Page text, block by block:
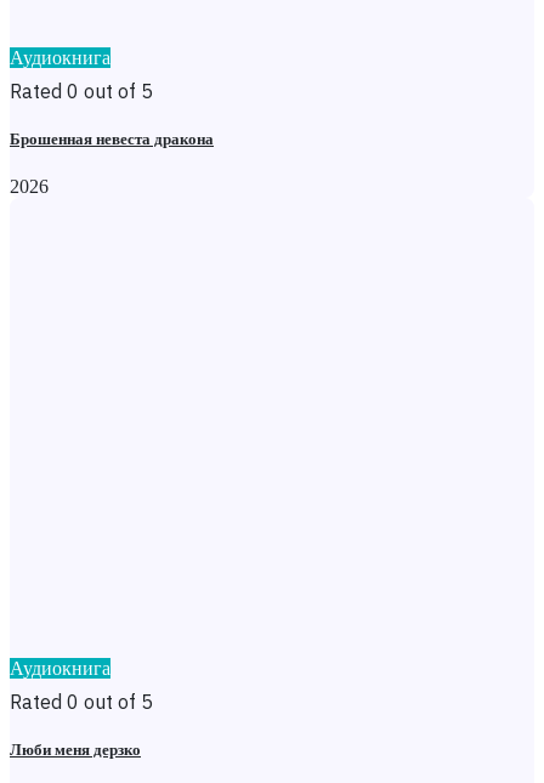
Аудиокнига
Rated 0 out of 5
Брошенная невеста дракона
2026
Аудиокнига
Rated 0 out of 5
Люби меня дерзко